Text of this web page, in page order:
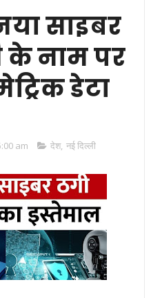
साइबर
के नाम पर
डेटा
am देश, नई दिल्ली